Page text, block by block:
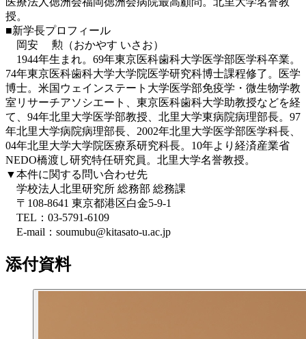
授。
■新学長プロフィール
岡安 勲（おかやす いさお）
1944年生まれ。69年東京医科歯科大学医学部医学科卒業。
74年東京医科歯科大学大学院医学研究科博士課程修了。医学
博士。米国ウェインステート大学医学部免疫学・微生物学教
室リサーチアソシエート、東京医科歯科大学助教授などを経
て、94年北里大学医学部教授、北里大学東病院病理部長。97
年北里大学病院病理部長、2002年北里大学医学部医学科長、
04年北里大学大学院医療系研究科長。10年より経済産業省
NEDO橋渡し研究特任研究員。北里大学名誉教授。
▼本件に関する問い合わせ先
学校法人北里研究所 総務部 総務課
〒108-8641 東京都港区白金5-9-1
TEL：03-5791-6109
E-mail：soumubu@kitasato-u.ac.jp
添付資料